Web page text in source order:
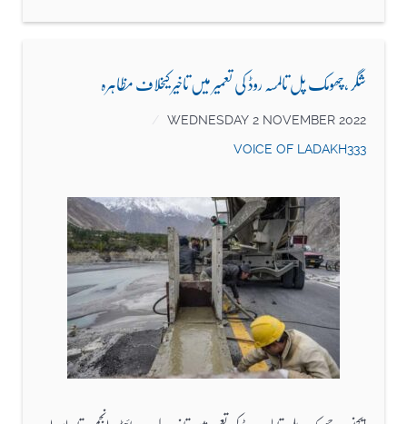
شگر ،چھومک پل تالمسہ روڈ کی تعمیر میں تاخیر کیخلاف مظاہرہ
WEDNESDAY 2 NOVEMBER 2022
VOICE OF LADAKH333